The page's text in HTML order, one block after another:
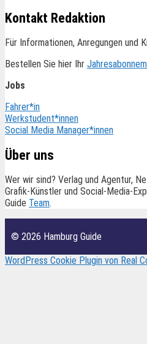
Kontakt Redaktion
Für Informationen, Anregungen und
Bestellen Sie hier Ihr
Jobs
Fahrer*in
Werkstudent*innen
Social Media Manager*innen
Über uns
Wer wir sind? Verlag und Agentur,
Grafik-Künstler und Social-Media-
Guide Team.
© 2026 Hamburg Guide
WordPress Cookie Plugin von Real